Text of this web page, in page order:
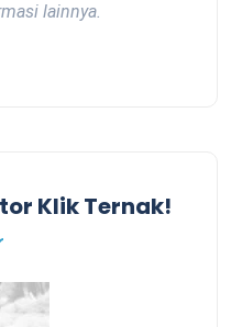
lainnya.
Klik Ternak!